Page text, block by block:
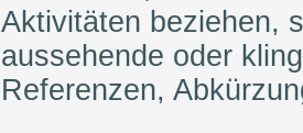
Aktivitäten beziehen,
aussehende oder
Referenzen,